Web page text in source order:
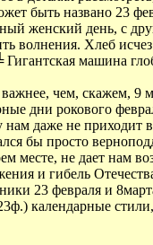
быть названо 23
женский день, с
волнения. Хлеб
машина
чем, скажем,
дни рокового
даже не приходит
бы просто
месте, не дает нам
и гибель
23 февраля и
календарные